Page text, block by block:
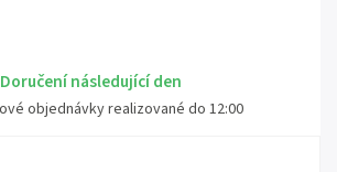
Doručení následující den
objednávky realizované do 12:00